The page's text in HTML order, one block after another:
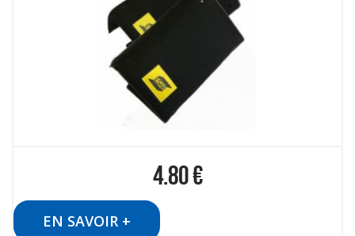
4.80€
EN SAVOIR +